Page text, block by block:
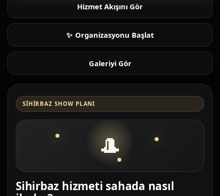
Hizmet Akışını Gör
Organizasyonu Başlat
Galeriyi Gör
SIHIRBAZ SHOW PLANI
🎩
Sihirbaz hizmeti sahada nasıl